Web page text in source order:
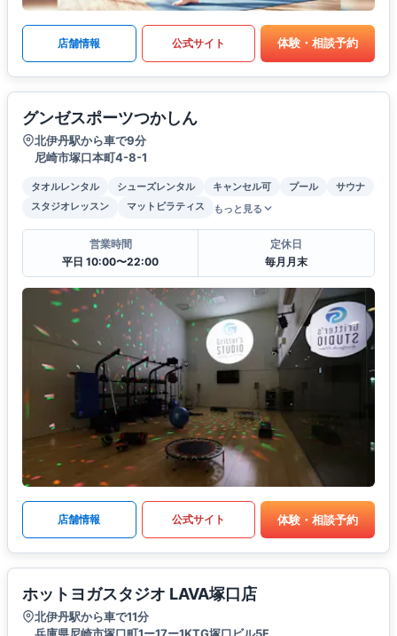
店舗情報 公式サイト 体験・相談予約
グンゼスポーツつかしん
北伊丹駅から車で9分
尼崎市塚口本町4-8-1
タオルレンタル シューズレンタル キャンセル可 プール
サウナ
スタジオレッスン
マットピラティス もっと見る
営業時間
平日 10:00〜22:00
定休日
毎月月末
店舗情報 公式サイト 体験・相談予約
ホットヨガスタジオ LAVA塚口店
北伊丹駅から車で11分